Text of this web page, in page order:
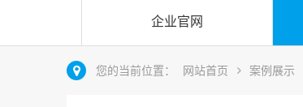
企业官网
您的当前位置： 网站首页 案例展示